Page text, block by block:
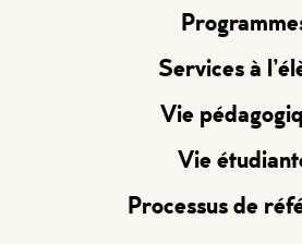
Services à
Vie
Vie
Processus de